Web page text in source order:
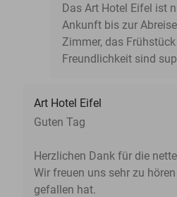
Das Art Hotel Eifel ist
Ankunft bis zur
Zimmer, das
Freundlichkeit sind
Art Hotel Eifel
Guten Tag
Herzlichen Dank für die
Wir freuen uns sehr zu
gefallen hat.